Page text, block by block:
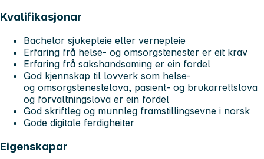
Kvalifikasjonar
Bachelor sjukepleie eller vernepleie
Erfaring frå helse- og omsorgstenester er eit krav
Erfaring frå sakshandsaming er ein fordel
God kjennskap til lovverk som helse-
og omsorgstenestelova, pasient- og brukarrettslova
og forvaltningslova er ein fordel
God skriftleg og munnleg framstillingsevne i norsk
Gode digitale ferdigheiter
Eigenskapar